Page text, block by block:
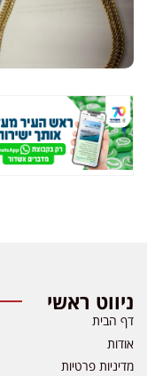
ניווט ראשי
דף הבית
אודות
מדיניות פרטיות